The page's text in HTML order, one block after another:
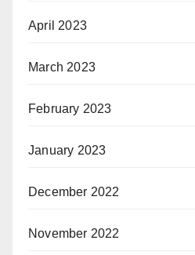
April 2023
March 2023
February 2023
January 2023
December 2022
November 2022